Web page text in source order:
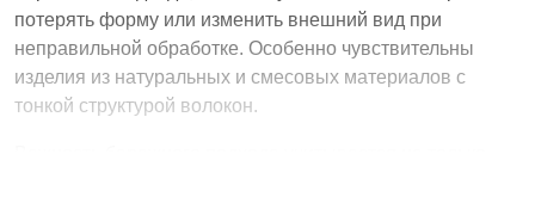
потерять форму или изменить внешний вид при
неправильной обработке. Особенно чувствительны
изделия из натуральных и смесовых материалов с
тонкой структурой волокон.